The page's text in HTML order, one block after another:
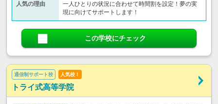
人気の理由
一人ひとりの状況に合わせて時間割を設定！夢の実
現に向けてサポートします！
この学校にチェック
通信制サポート校 人気校！
トライ式高等学院